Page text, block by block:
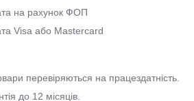
на рахунок ФОП
Visa або Mastercard
перевіряються на працездатність.
до 12 місяців.